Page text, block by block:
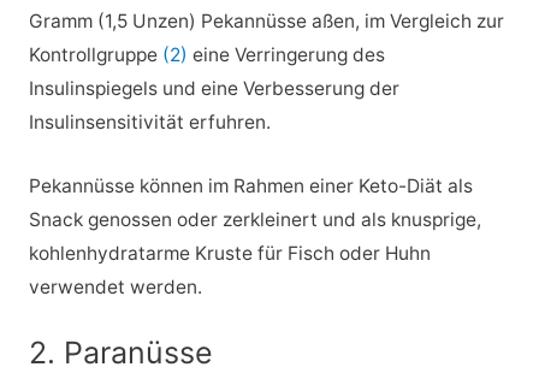
Gramm (1,5 Unzen) Pekannüsse aßen, im Vergleich zur
Kontrollgruppe(2) eine Verringerung des
Insulinspiegels und eine Verbesserung der
Insulinsensitivität erfuhren.
Pekannüsse können im Rahmen einer Keto-Diät als
Snack genossen oder zerkleinert und als knusprige,
kohlenhydratarme Kruste für Fisch oder Huhn
verwendet werden.
2. Paranüsse